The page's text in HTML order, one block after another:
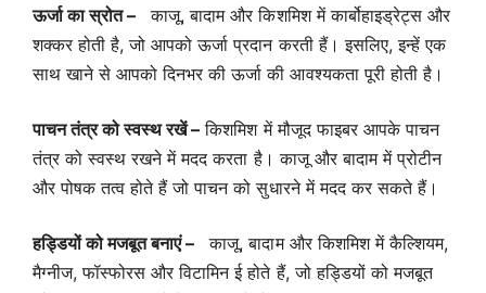
ऊर्जा का स्रोत –
काजू, बादाम और किशमिश में कार्बोहाइड्रेट्स और
शक्कर होती है, जो आपको ऊर्जा प्रदान करती हैं। इसलिए, इन्हें एक
साथ खाने से आपको दिनभर की ऊर्जा की आवश्यकता पूरी होती है।
पाचन तंत्र को स्वस्थ रखें – किशमिश में मौजूद फाइबर आपके पाचन
तंत्र को स्वस्थ रखने में मदद करता है। काजू और बादाम में प्रोटीन
और पोषक तत्व होते हैं जो पाचन को सुधारने में मदद कर सकते हैं।
हड्डियों को मजबूत बनाएं –
काजू, बादाम और किशमिश में कैल्शियम,
मैग्नीज, फॉस्फोरस और विटामिन ई होते हैं, जो हड्डियों को मजबूत